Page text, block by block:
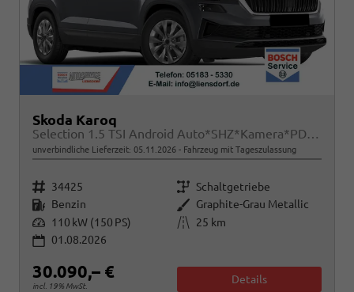
Skoda Karoq
Selection 1.5 TSI Android Auto*SHZ*Kamera*PDC v/h*Klimaauto*SUNSET*LED
unverbindliche Lieferzeit: 05.11.2026 Fahrzeug mit Tageszulassung
Fahrzeugnr. 34425 Getriebe Schaltgetriebe
Kraftstoff Benzin Außenfarbe Graphite-Grau Metallic
Leistung 110 kW (150 PS) Kilometerstand
25 km
01.08.2026
30.090,– €
incl. 19% MwSt.
Details